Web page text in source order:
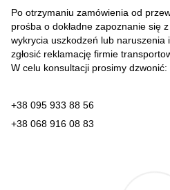
Po otrzymaniu zamówienia od
prośba o dokładne zapoznanie się
wykrycia uszkodzeń lub naruszenia
zgłosić reklamację firmie
W celu konsultacji prosimy dzwonić:
+38 095 933 88 56
+38 068 916 08 83